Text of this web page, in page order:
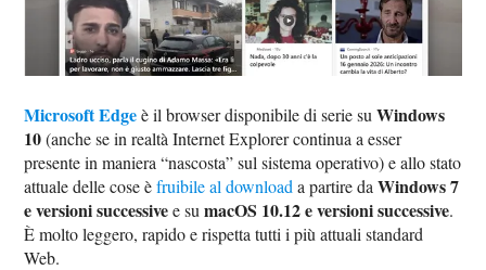
Microsoft Edgeè il browser disponibile di serie suWindows
10(anche se in realtà Internet Explorer continua a esser
presente in maniera “nascosta” sul sistema operativo) e allo stato
attuale delle cose èfruibile al download a partire daWindows 7
e versioni successivee sumacOS 10.12 e versioni successive.
È molto leggero, rapido e rispetta tutti i più attuali standard
Web.